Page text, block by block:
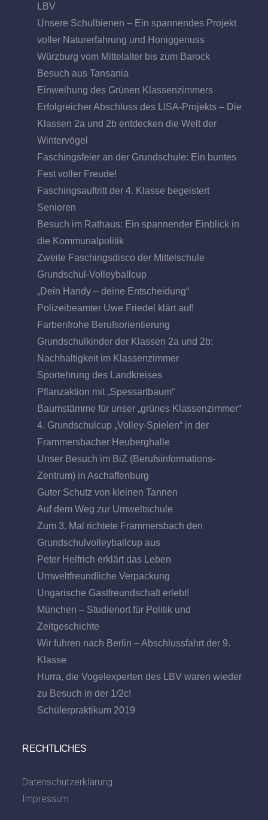
LBV
Unsere Schulbienen – Ein spannendes Projekt
voller Naturerfahrung und Honiggenuss
Würzburg vom Mittelalter bis zum Barock
Besuch aus Tansania
Einweihung des Grünen Klassenzimmers
Erfolgreicher Abschluss des LISA-Projekts – Die
Klassen 2a und 2b entdecken die Welt der
Wintervögel
Faschingsfeier an der Grundschule: Ein buntes
Fest voller Freude!
Faschingsauftritt der 4. Klasse begeistert
Senioren
Besuch im Rathaus: Ein spannender Einblick in
die Kommunalpolitik
Zweite Faschingsdisco der Mittelschule
Grundschul-Volleyballcup
„Dein Handy – deine Entscheidung“
Polizeibeamter Uwe Friedel klärt auf!
Farbenfrohe Berufsorientierung
Grundschulkinder der Klassen 2a und 2b:
Nachhaltigkeit im Klassenzimmer
Sportehrung des Landkreises
Pflanzaktion mit „Spessartbaum“
Baumstämme für unser „grünes Klassenzimmer“
4. Grundschulcup „Volley-Spielen“ in der
Frammersbacher Heuberghalle
Unser Besuch im BiZ (Berufsinformations-
Zentrum) in Aschaffenburg
Guter Schutz von kleinen Tannen
Auf dem Weg zur Umweltschule
Zum 3. Mal richtete Frammersbach den
Grundschulvolleyballcup aus
Peter Helfrich erklärt das Leben
Umweltfreundliche Verpackung
Ungarische Gastfreundschaft erlebt!
München – Studienort für Politik und
Zeitgeschichte
Wir fuhren nach Berlin – Abschlussfahrt der 9.
Klasse
Hurra, die Vogelexperten des LBV waren wieder
zu Besuch in der 1/2c!
Schülerpraktikum 2019
RECHTLICHES
Datenschutzerklärung
Impressum